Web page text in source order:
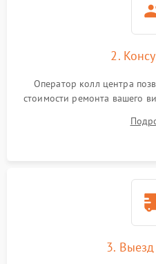
2.
Оператор колл центра
стоимости ремонта вашего
3.